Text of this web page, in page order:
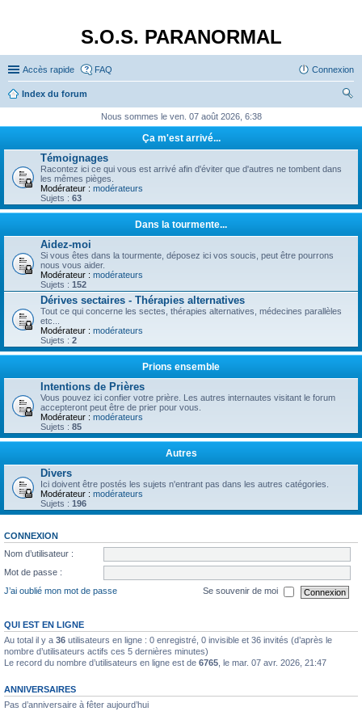
S.O.S. PARANORMAL
Accès rapide FAQ Connexion
Index du forum
ch
Nous sommes le ven. 07 août 2026, 6:38
Ça m'est arrivé...
Témoignages
Racontez ici ce qui vous est arrivé afin d'éviter que d'autres ne tombent dans
les mêmes pièges.
Modérateur : modérateurs
Sujets : 63
Dans la tourmente...
Aidez-moi
Si vous êtes dans la tourmente, déposez ici vos soucis, peut être pourrons
nous vous aider.
Modérateur : modérateurs
Sujets : 152
Dérives sectaires - Thérapies alternatives
Tout ce qui concerne les sectes, thérapies alternatives, médecines parallèles
etc...
Modérateur : modérateurs
Sujets : 2
Prions ensemble
Intentions de Prières
Vous pouvez ici confier votre prière. Les autres internautes visitant le forum
accepteront peut être de prier pour vous.
Modérateur : modérateurs
Sujets : 85
Autres
Divers
Ici doivent être postés les sujets n'entrant pas dans les autres catégories.
Modérateur : modérateurs
Sujets : 196
CONNEXION
Nom d’utilisateur :
Mot de passe :
J’ai oublié mon mot de passe
Se souvenir de moi
QUI EST EN LIGNE
Au total il y a 36 utilisateurs en ligne : 0 enregistré, 0 invisible et 36 invités (d’après le
nombre d’utilisateurs actifs ces 5 dernières minutes)
Le record du nombre d’utilisateurs en ligne est de 6765 , le mar. 07 avr. 2026, 21:47
ANNIVERSAIRES
Pas d’anniversaire à fêter aujourd’hui